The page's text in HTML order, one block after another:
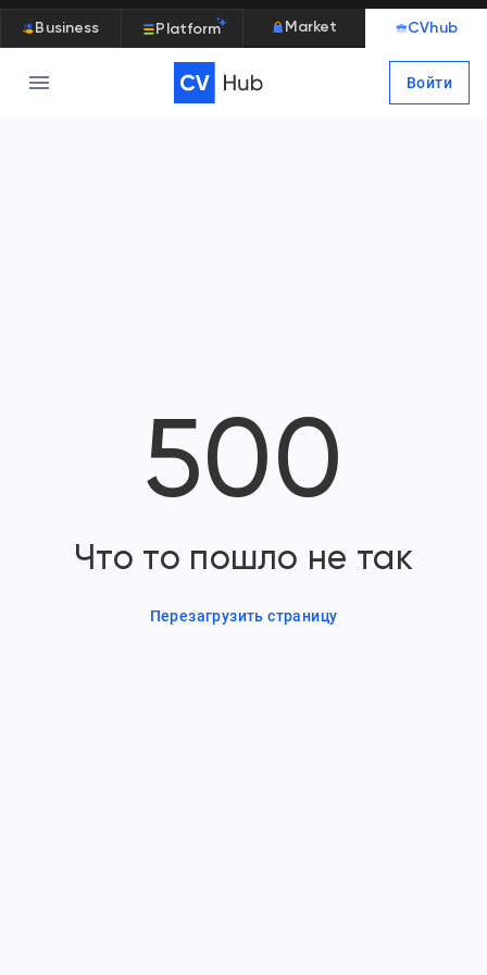
Business Platform Market CVhub
Войти
500
Что то пошло не так
Перезагрузить страницу